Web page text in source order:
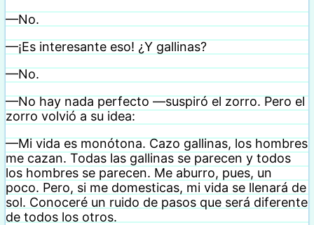
—No.
—¡Es interesante eso! ¿Y gallinas?
—No.
—No hay nada perfecto —suspiró el zorro. Pero el
zorro volvió a su idea:
—Mi vida es monótona. Cazo gallinas, los hombres
me cazan. Todas las gallinas se parecen y todos
los hombres se parecen. Me aburro, pues, un
poco. Pero, si me domesticas, mi vida se llenará de
sol. Conoceré un ruido de pasos que será diferente
de todos los otros.